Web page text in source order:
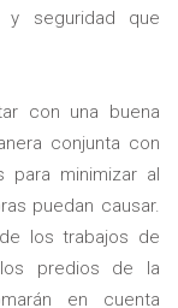
seguridad que
con una buena
conjunta con
para minimizar al
puedan causar.
los trabajos de
predios de la
en cuenta